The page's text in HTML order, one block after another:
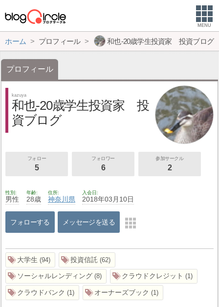
MENU
ホーム プロフィール 和也‐20歳学生投資家 投資ブログ
プロフィール
kazuya
和也‐20歳学生投資家 投
資ブログ
フォロー
5
フォロワー
6
参加サークル
2
性別
男性
年齢
28歳
住所
神奈川県
入会日
2018年03月10日
フォローする メッセージを送る
大学生 94 投資信託 62
ソーシャルレンディング 8 クラウドクレジット 1
クラウドバンク 1 オーナーズブック 1